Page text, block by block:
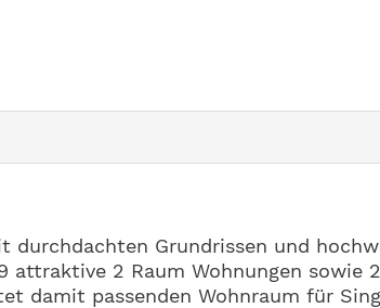
durchdachten Grundrissen und
2 Raum Wohnungen sowie
damit passenden Wohnraum für